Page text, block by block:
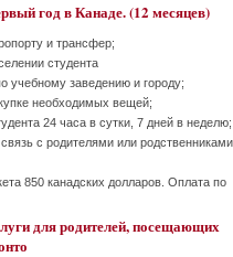
год в Канаде. (12 месяцев)
и трансфер;
студента
учебному заведению и городу;
необходимых вещей;
24 часа в сутки, 7 дней в неделю;
с родителями или родственниками
850 канадских долларов. Оплата по
для родителей, посещающих